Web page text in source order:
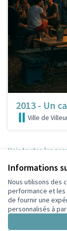
Informations
Nous utilisons des
performance et
de fournir une
personnalisés à
2013 - Un
Ville de
Voir toutes les
Conditions
Paramètres des
Participez
(Lien externe)
Participez